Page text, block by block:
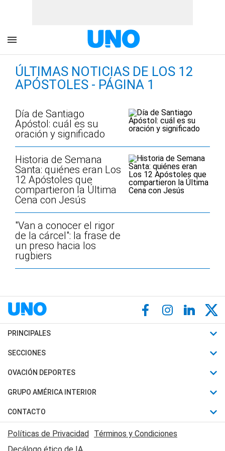
ÚLTIMAS NOTICIAS DE LOS 12
APÓSTOLES - PÁGINA 1
Día de Santiago
Apóstol: cuál es su
oración y significado
Historia de Semana
Santa: quiénes eran Los
12 Apóstoles que
compartieron la Última
Cena con Jesús
"Van a conocer el rigor
de la cárcel": la frase de
un preso hacia los
rugbiers
PRINCIPALES
Últimas Noticias
Política
Judiciales
Economia
SECCIONES
Horóscopo
Motores
Trucos caseros
Series y Películas
OVACIÓN DEPORTES
Fútbol
Mundial
Automovilismo
Rugby
GRUPO AMÉRICA INTERIOR
Canal 7 en Vivo
CONTACTO
Acerca de Nosotros
Contactanos
Políticas de Privacidad Términos y Condiciones